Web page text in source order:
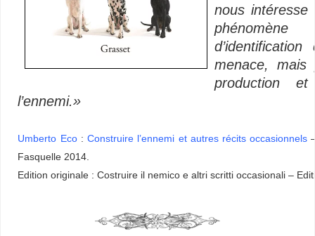
nous intéresse
menace, mais
production
l’ennemi.»
Umberto Eco:Construire l’ennemi et autres récits occasionnels
Fasquelle 2014.
Edition originale : Costruire il nemico e altri scritti occasionali –